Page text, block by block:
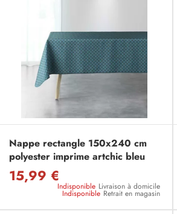
Nappe rectangle 150x240 cm
polyester imprime artchic bleu
15,99 €
Indisponible Livraison à domicile
Indisponible Retrait en magasin